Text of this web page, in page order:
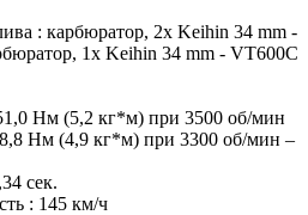
: карбюратор, 2x Keihin 34 mm -
1x Keihin 34 mm - VT600C
Нм (5,2 кг*м) при 3500 об/мин
Нм (4,9 кг*м) при 3300 об/мин –
сек.
: 145 км/ч